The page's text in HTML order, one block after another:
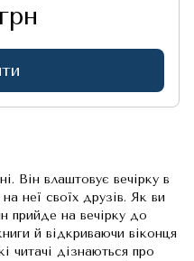
Він влаштовує вечірку в
неї своїх друзів. Як ви
прийде на вечірку до
й відкриваючи віконця
читачі дізнаються про